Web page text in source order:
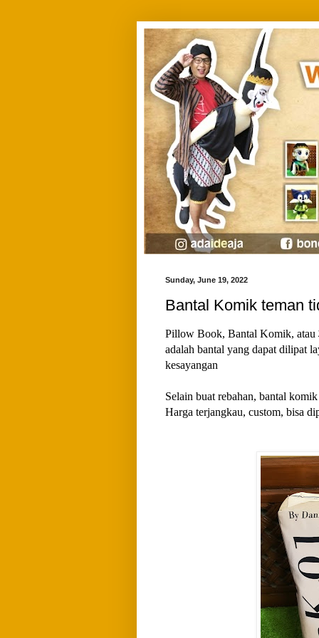
Sunday, June 19, 2022
Bantal Komik teman
Pillow Book, Bantal Komik,
adalah bantal yang dapat dilipat
kesayangan
Selain buat rebahan, bantal
Harga terjangkau, custom, bisa